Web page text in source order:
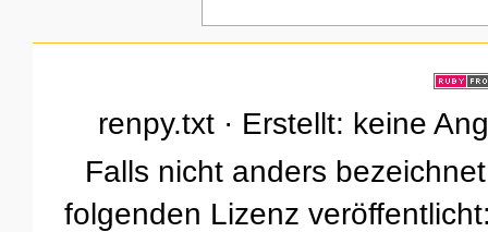
renpy.txt · Erstellt: keine
Falls nicht anders
folgenden Lizenz